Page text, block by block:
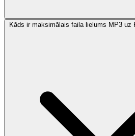
Kāds ir maksimālais faila lielums MP3 uz